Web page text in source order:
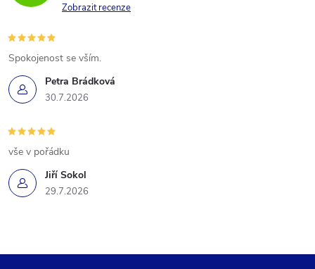
Zobrazit recenze
Petra Brádková
30.7.2026
Spokojenost se vším.
Jiří Sokol
29.7.2026
vše v pořádku